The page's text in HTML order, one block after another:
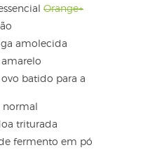
Orange+
amolecida
batido para a
normal
triturada
fermento em pó